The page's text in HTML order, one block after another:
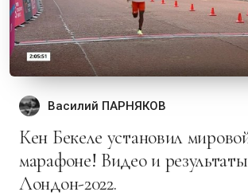
Василий ПАРНЯКОВ
Кен Бекеле установил мировой рекорд в
марафоне! Видео и результаты
Лондон-2022.